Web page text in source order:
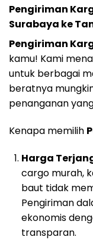
Pengiriman
Surabaya ke
Pengiriman
kamu! Kami
untuk berbagai
beratnya
penanganan
Kenapa memilih
Harga
cargo murah,
baut tidak
Pengiriman
ekonomis
transparan.